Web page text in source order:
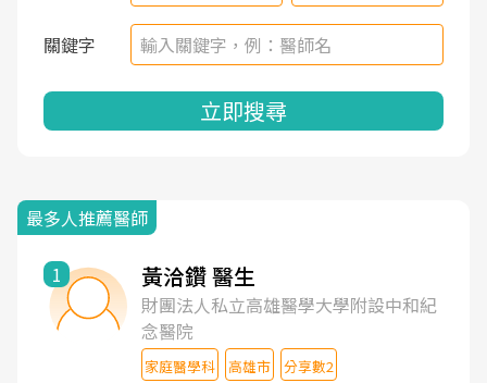
關鍵字
立即搜尋
最多人推薦醫師
1 黃洽鑽 醫生
財團法人私立高雄醫學大學附設中和紀
念醫院
家庭醫學科 高雄市 分享數2